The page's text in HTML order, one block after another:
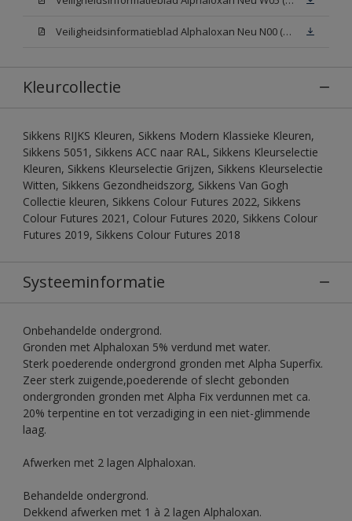
Veiligheidsinformatieblad Alphaloxan Neu N00 (MSDS)
Kleurcollectie
Sikkens RIJKS Kleuren, Sikkens Modern Klassieke Kleuren,
Sikkens 5051, Sikkens ACC naar RAL, Sikkens Kleurselectie
Kleuren, Sikkens Kleurselectie Grijzen, Sikkens Kleurselectie
Witten, Sikkens Gezondheidszorg, Sikkens Van Gogh
Collectie kleuren, Sikkens Colour Futures 2022, Sikkens
Colour Futures 2021, Colour Futures 2020, Sikkens Colour
Futures 2019, Sikkens Colour Futures 2018
Systeeminformatie
Onbehandelde ondergrond.
Gronden met Alphaloxan 5% verdund met water.
Sterk poederende ondergrond gronden met Alpha Superfix.
Zeer sterk zuigende,poederende of slecht gebonden
ondergronden gronden met Alpha Fix verdunnen met ca.
20% terpentine en tot verzadiging in een niet-glimmende
laag.
Afwerken met 2 lagen Alphaloxan.
Behandelde ondergrond.
Dekkend afwerken met 1 à 2 lagen Alphaloxan.